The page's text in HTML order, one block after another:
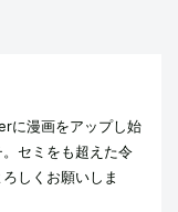
に漫画をアップし始
セミをも超えた令
しくお願いしま